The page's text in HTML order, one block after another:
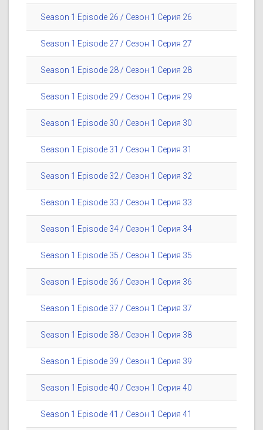
Season 1 Episode 26 / Сезон 1 Серия 26
Season 1 Episode 27 / Сезон 1 Серия 27
Season 1 Episode 28 / Сезон 1 Серия 28
Season 1 Episode 29 / Сезон 1 Серия 29
Season 1 Episode 30 / Сезон 1 Серия 30
Season 1 Episode 31 / Сезон 1 Серия 31
Season 1 Episode 32 / Сезон 1 Серия 32
Season 1 Episode 33 / Сезон 1 Серия 33
Season 1 Episode 34 / Сезон 1 Серия 34
Season 1 Episode 35 / Сезон 1 Серия 35
Season 1 Episode 36 / Сезон 1 Серия 36
Season 1 Episode 37 / Сезон 1 Серия 37
Season 1 Episode 38 / Сезон 1 Серия 38
Season 1 Episode 39 / Сезон 1 Серия 39
Season 1 Episode 40 / Сезон 1 Серия 40
Season 1 Episode 41 / Сезон 1 Серия 41